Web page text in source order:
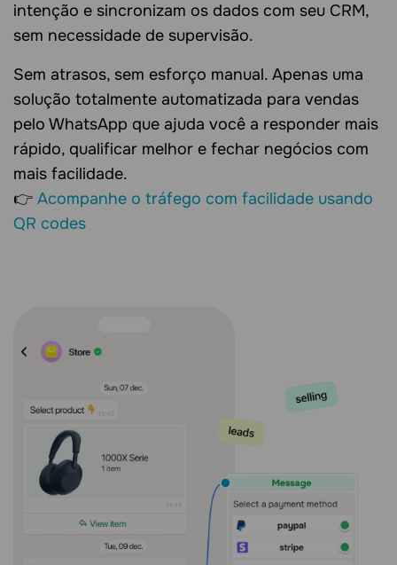
intenção e sincronizam os dados com seu CRM,
sem necessidade de supervisão.
Sem atrasos, sem esforço manual. Apenas uma
solução totalmente automatizada para vendas
pelo WhatsApp que ajuda você a responder mais
rápido, qualificar melhor e fechar negócios com
mais facilidade.
👉 Acompanhe o tráfego com facilidade usando
QR codes